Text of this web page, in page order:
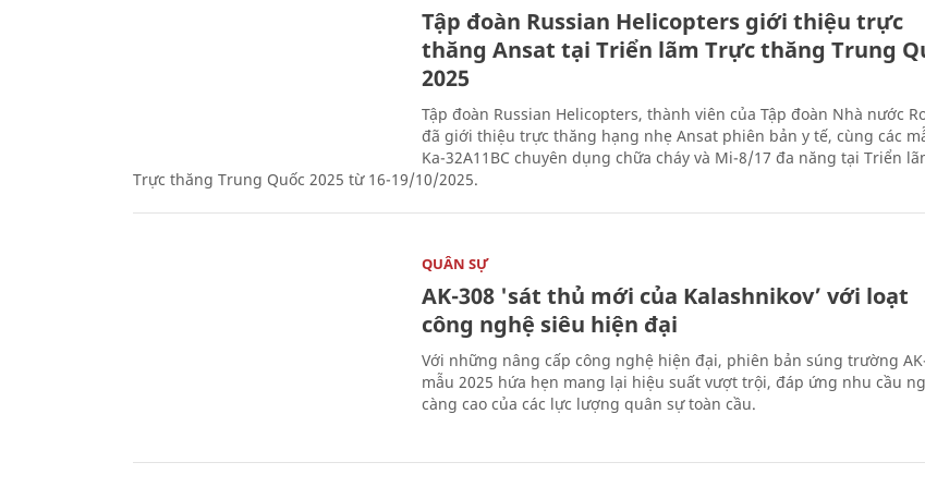
Tập đoàn Russian Helicopters giới thiệu trực
thăng Ansat tại Triển lãm Trực thăng Trung
2025
Tập đoàn Russian Helicopters, thành viên của Tập đoàn Nhà nước
đã giới thiệu trực thăng hạng nhẹ Ansat phiên bản y tế, cùng các
Ka-32A11BC chuyên dụng chữa cháy và Mi-8/17 đa năng tại Triển
Trực thăng Trung Quốc 2025 từ 16-19/10/2025.
QUÂN SỰ
AK-308 'sát thủ mới của Kalashnikov’ với loạt
công nghệ siêu hiện đại
Với những nâng cấp công nghệ hiện đại, phiên bản súng trường
mẫu 2025 hứa hẹn mang lại hiệu suất vượt trội, đáp ứng nhu cầu
càng cao của các lực lượng quân sự toàn cầu.